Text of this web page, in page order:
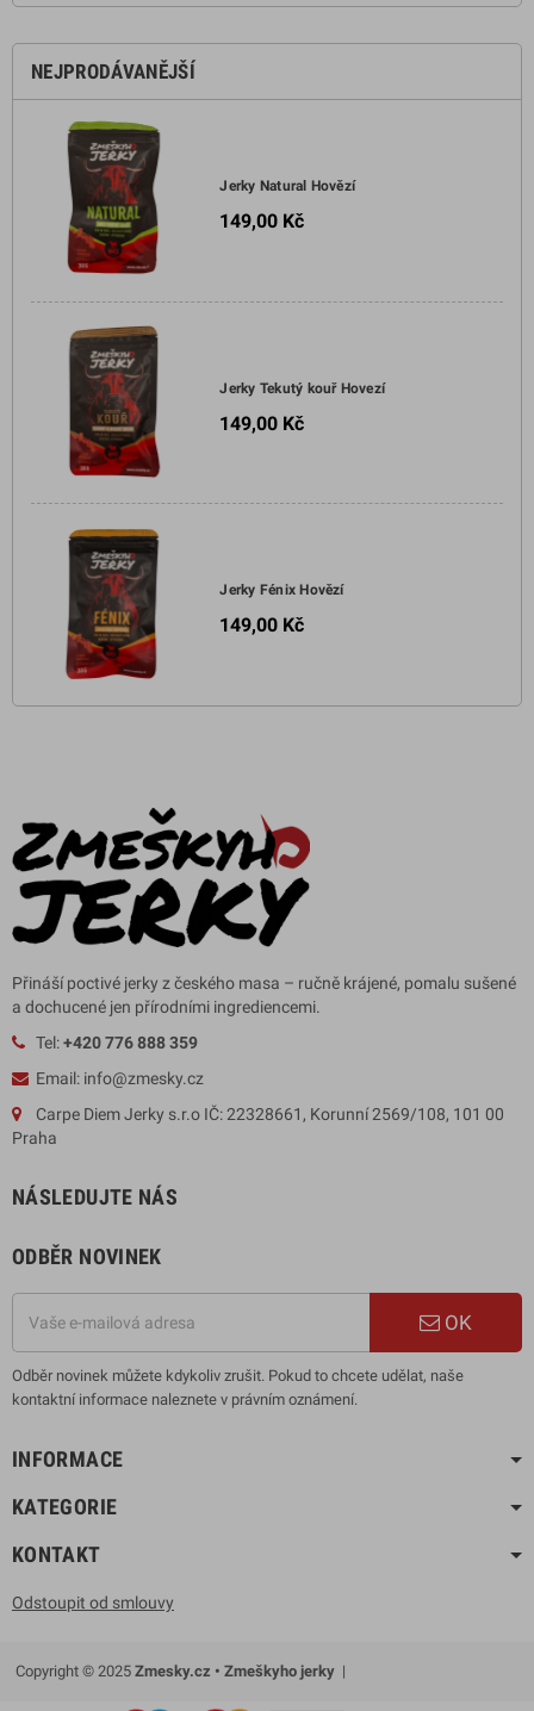
NEJPRODÁVANĚJŠÍ
Jerky Natural Hovězí
149,00 Kč
Jerky Tekutý kouř Hovezí
149,00 Kč
Jerky Fénix Hovězí
149,00 Kč
Přináší poctivé jerky z českého masa – ručně krájené, pomalu sušené
a dochucené jen přírodními ingrediencemi.
Tel:+420 776 888 359
Email: info@zmesky.cz
Carpe Diem Jerky s.r.o IČ: 22328661, Korunní 2569/108, 101 00
Praha
NÁSLEDUJTE NÁS
ODBĚR NOVINEK
OK
Odběr novinek můžete kdykoliv zrušit. Pokud to chcete udělat, naše
kontaktní informace naleznete v právním oznámení.
INFORMACE
KATEGORIE
KONTAKT
Odstoupit od smlouvy
Copyright © 2025 Zmesky.cz • Zmeškyho jerky |